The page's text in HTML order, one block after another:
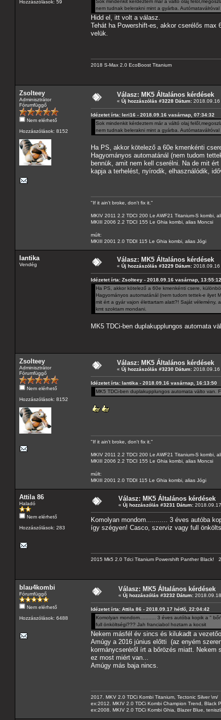
Hozzászólások: 59
Sok mindenkit kérdeztem már a váltó olaj
nem tudnak belerakni mint a gyárba.
Hidd el, itt volt a válasz.
Tehát ha Powershift-es, akkor cserélős
velük.
2018 S-Max 2.0 EcoBoost Titanium
Zsolteey
Adminisztrátor
Fórumfüggő
Nem elérhető
Hozzászólások: 8152
Válasz: MK5 Általános kérdések
« Új hozzászólás #3228 Dátum:
Idézetet írta: leri16 - 2018.09.16 vasárnap, 07:34:32
Sok mindenkit kérdeztem már a váltó olaj
nem tudnak belerakni mint a gyárba.
Ha PS, akkor kötelező a 60e kmenkénti
Hagyományos automatánál (nem tudom
bennük, amit nem kell cserélni. Na de mit
kapja a terhelést, nyírodik, elhasználódik,
"If it ain't broke, don't fix it."
MKIV 2011 2.2 TDCI 200 Le AWF21 Titanium-S kombi,
MKIII 2006 2.2 TDCI 155 Le Ghia kombi, alias Moncsi
múlt:
MKIII 2001 2.0 TDDI 115 Le Ghia kombi, alias Jógi
lantika
Vendég
Válasz: MK5 Általános kérdések
« Új hozzászólás #3229 Dátum:
Idézetet írta: Zsolteey - 2018.09.16 vasárnap, 13:55:12
Ha PS, akkor kötelező a 60e kmenkénti csere,
Hagyományos automatánál (nem tudom tettek-e ilyet
mit ért a gyár vajon élettartam alatt?! Saját vélemény,
kmt szoktam mondani.
MK5 TDCi-ben duplakupplungos automata
Zsolteey
Adminisztrátor
Fórumfüggő
Nem elérhető
Hozzászólások: 8152
Válasz: MK5 Általános kérdések
« Új hozzászólás #3230 Dátum:
Idézetet írta: lantika - 2018.09.16 vasárnap, 16:13:50
MK5 TDCi-ben duplakupplungos automata välto van.
"If it ain't broke, don't fix it."
MKIV 2011 2.2 TDCI 200 Le AWF21 Titanium-S kombi,
MKIII 2006 2.2 TDCI 155 Le Ghia kombi, alias Moncsi
múlt:
MKIII 2001 2.0 TDDI 115 Le Ghia kombi, alias Jógi
Attila 86
Haladó
Nem elérhető
Hozzászólások: 283
Válasz: MK5 Általános kérdések
« Új hozzászólás #3231 Dátum:
Komolyan mondom........... 3 éves autóba
így szégyen! Casco, szerviz vagy full
2015 Mk5 2.0 Tdci Titanium Powershift Panther
blau4kombi
Fórumfüggő
Nem elérhető
Hozzászólások: 6488
Válasz: MK5 Általános kérdések
« Új hozzászólás #3232 Dátum:
Idézetet írta: Attila 86 - 2018.09.17 hétfő, 22:04:42
Komolyan mondom........... 3 éves autóba kopik a "
full önköltségi??? Jah franciabol hoztam a kocsit
Nekem másfél év sincs és kilukadt a
Amúgy a 2016 június előtti (az enyém
kormánycseréről írt a bőrözés miatt.
ez most miért van...
Amúgy más baja nincs.
2017. MKV 2.0 TDCi Kombi Titanium, Tectonic Silver \m/
ex:2012. MKIV 2.0 TDCi Kombi Champion Trend, Black
ex:2008. MKIV 2.0 TDCi Kombi Ghia, Blazer Blue,